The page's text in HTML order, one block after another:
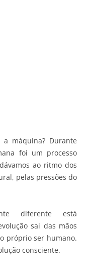
máquina? Durante
foi um processo
ao ritmo dos
pelas pressões do
diferente está
sai das mãos
próprio ser humano.
consciente.